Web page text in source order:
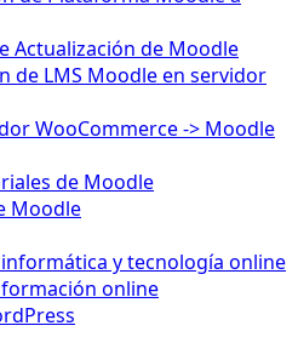
Actualización de Moodle
de LMS Moodle en servidor
WooCommerce -> Moodle
de Moodle
Moodle
y tecnología online
online